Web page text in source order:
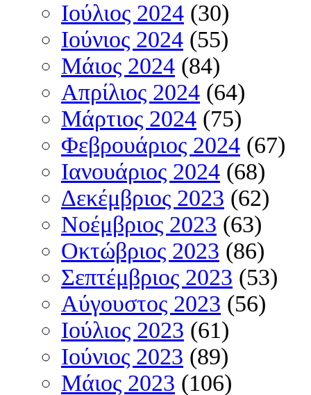
Ιούλιος 2024 (30)
Ιούνιος 2024 (55)
Μάιος 2024 (84)
Απρίλιος 2024 (64)
Μάρτιος 2024 (75)
Φεβρουάριος 2024 (67)
Ιανουάριος 2024 (68)
Δεκέμβριος 2023 (62)
Νοέμβριος 2023 (63)
Οκτώβριος 2023 (86)
Σεπτέμβριος 2023 (53)
Αύγουστος 2023 (56)
Ιούλιος 2023 (61)
Ιούνιος 2023 (89)
Μάιος 2023 (106)